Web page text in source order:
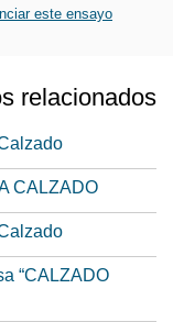
este ensayo
relacionados
CALZADO
“CALZADO